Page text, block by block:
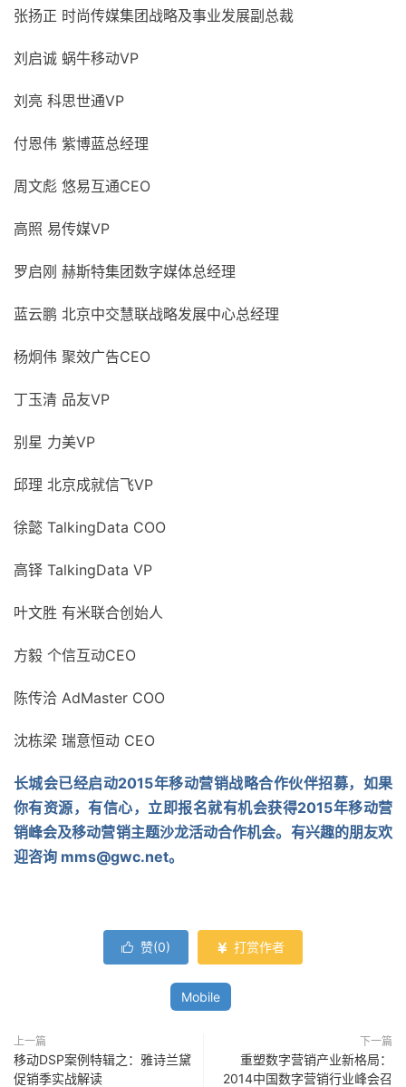
张扬正 时尚传媒集团战略及事业发展副总裁
刘启诚 蜗牛移动VP
刘亮 科思世通VP
付恩伟 紫博蓝总经理
周文彪 悠易互通CEO
高照 易传媒VP
罗启刚 赫斯特集团数字媒体总经理
蓝云鹏 北京中交慧联战略发展中心总经理
杨炯伟 聚效广告CEO
丁玉清 品友VP
别星 力美VP
邱理 北京成就信飞VP
徐懿 TalkingData COO
高铎 TalkingData VP
叶文胜 有米联合创始人
方毅 个信互动CEO
陈传洽 AdMaster COO
沈栋梁 瑞意恒动 CEO
长城会已经启动2015年移动营销战略合作伙伴招募，如果
你有资源，有信心，立即报名就有机会获得2015年移动营
销峰会及移动营销主题沙龙活动合作机会。 有兴趣的朋友欢
迎咨询 mms@gwc.net。
 赞(0)  打赏作者
Mobile
上一篇
移动DSP案例特辑之：雅诗兰黛
促销季实战解读
下一篇
重塑数字营销产业新格局：
2014中国数字营销行业峰会召